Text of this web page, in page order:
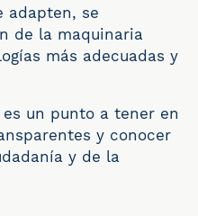
adapten, se
de la maquinaria
más adecuadas y
un punto a tener en
y conocer
y de la